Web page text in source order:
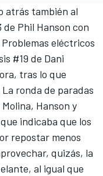
atrás también al
Phil Hanson con
eléctricos
#19 de Dani
tras lo que
ronda de paradas
Hanson y
indicaba que los
repostar menos
quizás, la
al igual que